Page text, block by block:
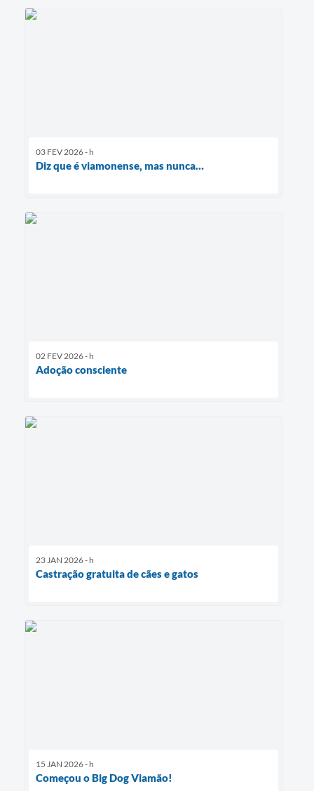
03 FEV 2026 - h
Diz que é viamonense, mas nunca…
02 FEV 2026 - h
Adoção consciente
23 JAN 2026 - h
Castração gratuita de cães e gatos
15 JAN 2026 - h
Começou o Big Dog Viamão!